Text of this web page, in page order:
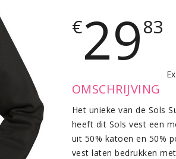
€2983
OMSCHRIJVING
Het unieke van de Sols
heeft dit Sols vest een
uit 50% katoen en 50%
vest laten bedrukken